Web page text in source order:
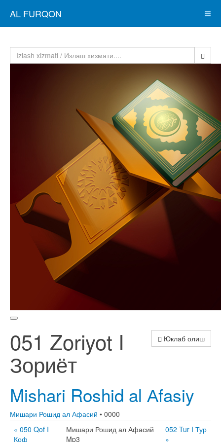
AL FURQON
Юклаб олиш
051 Zoriyot I
Зориёт
Mishari Roshid al Аfasiy
Мишари Рошид ал Афасий • 0000
« 050 Qof I
Қоф
Мишари Рошид ал Афасий
Mp3
052 Tur I Тур
»